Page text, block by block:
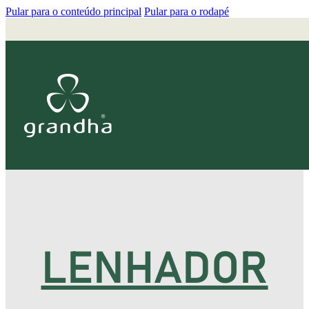
Pular para o conteúdo principal Pular para o rodapé
LENHADOR